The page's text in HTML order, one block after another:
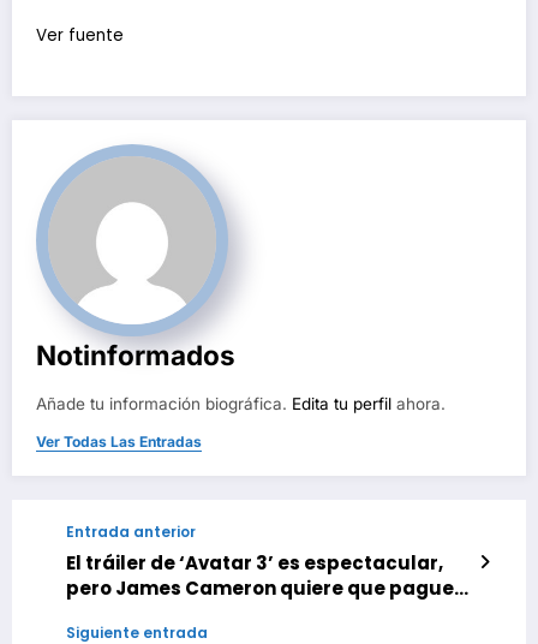
Navegación
entradas
Ver fuente
Notinformados
Añade tu información biográfica. Edita tu perfil ahora.
Ver Todas Las Entradas
Entrada anterior
El tráiler de ‘Avatar 3’ es espectacular,
pero James Cameron quiere que pagues
Siguiente entrada